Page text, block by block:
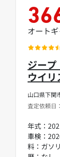
山口県下関
査定依頼日
ジープ
ウイリ
年式：
車検：
料：ガソ
オート